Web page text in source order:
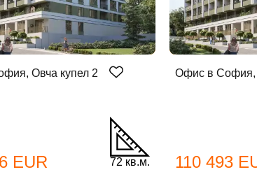
Овча купел 2
EUR 72 кв.м.
Офис в София,
110 493